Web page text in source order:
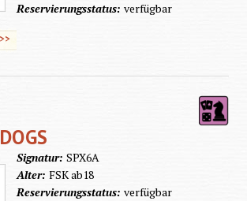
Reservierungsstatus:verfügbar
Signatur:SPX6A
Alter:FSK ab18
Reservierungsstatus:verfügbar